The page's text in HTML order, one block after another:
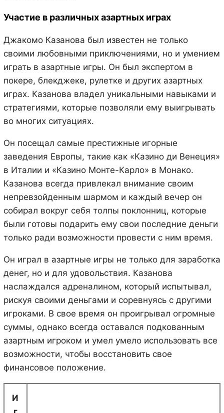
Участие в различных азартных играх
Джакомо Казанова был известен не только
своими любовными приключениями, но и умением
играть в азартные игры. Он был экспертом в
покере, блекджеке, рулетке и других азартных
играх. Казанова владел уникальными навыками и
стратегиями, которые позволяли ему выигрывать
во многих ситуациях.
Он посещал самые престижные игорные
заведения Европы, такие как «Казино ди Венеция»
в Италии и «Казино Монте-Карло» в Монако.
Казанова всегда привлекал внимание своим
непревзойденным шармом и каждый вечер он
собирал вокруг себя толпы поклонниц, которые
были готовы подарить ему свои последние деньги
только ради возможности провести с ним время.
Он играл в азартные игры не только для заработка
денег, но и для удовольствия. Казанова
наслаждался адреналином, который испытывал,
рискуя своими деньгами и соревнуясь с другими
игроками. В свое время он проигрывал огромные
суммы, однако всегда оставался подкованным
азартным игроком и умел умело использовать все
возможности, чтобы восстановить свое
финансовое положение.
И